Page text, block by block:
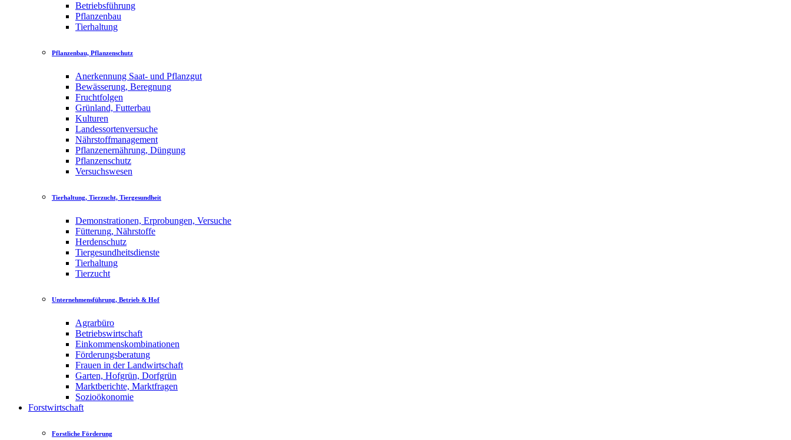
Betriebsführung
Pflanzenbau
Tierhaltung
Pflanzenbau, Pflanzenschutz
Anerkennung Saat- und Pflanzgut
Bewässerung, Beregnung
Fruchtfolgen
Grünland, Futterbau
Kulturen
Landessortenversuche
Nährstoffmanagement
Pflanzenernährung, Düngung
Pflanzenschutz
Versuchswesen
Tierhaltung, Tierzucht, Tiergesundheit
Demonstrationen, Erprobungen, Versuche
Fütterung, Nährstoffe
Herdenschutz
Tiergesundheitsdienste
Tierhaltung
Tierzucht
Unternehmensführung, Betrieb & Hof
Agrarbüro
Betriebswirtschaft
Einkommenskombinationen
Förderungsberatung
Frauen in der Landwirtschaft
Garten, Hofgrün, Dorfgrün
Marktberichte, Marktfragen
Sozioökonomie
Forstwirtschaft
Forstliche Förderung